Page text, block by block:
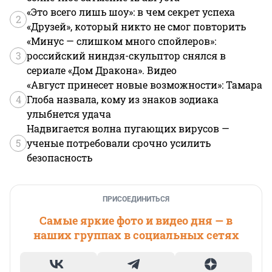
2
«Это всего лишь шоу»: в чем секрет успеха
«Друзей», который никто не смог повторить
3
«Минус — слишком много спойлеров»:
российский ниндзя-скульптор снялся в
сериале «Дом Дракона». Видео
4
«Август принесет новые возможности»: Тамара
Глоба назвала, кому из знаков зодиака
улыбнется удача
5
Надвигается волна пугающих вирусов —
ученые потребовали срочно усилить
безопасность
ПРИСОЕДИНИТЬСЯ
Самые яркие фото и видео дня — в
наших группах в социальных сетях